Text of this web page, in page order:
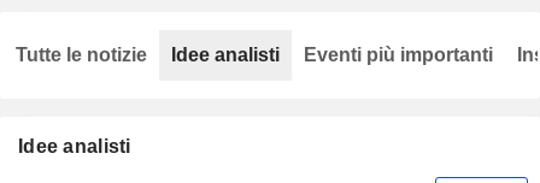
Idee analisti
Tutte le notizie Idee analisti Eventi più importanti